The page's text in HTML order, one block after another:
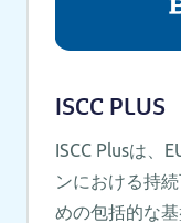
ISCC PLUS
ISCC Plusは、
ンにおける持
めの包括的な